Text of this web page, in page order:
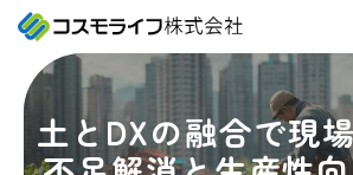
土とDXの融合で現